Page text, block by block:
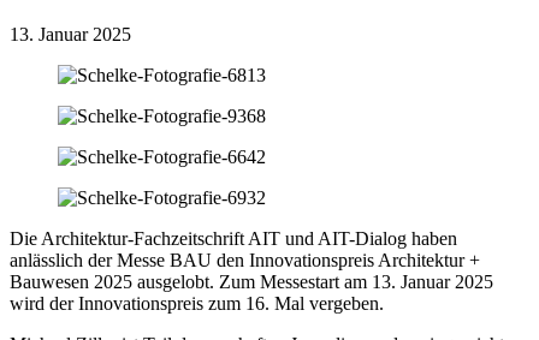
13. Januar 2025
Die Architektur-Fachzeitschrift AIT und AIT-Dialog haben
anlässlich der Messe BAU den Innovationspreis Architektur +
Bauwesen 2025 ausgelobt. Zum Messestart am 13. Januar 2025
wird der Innovationspreis zum 16. Mal vergeben.